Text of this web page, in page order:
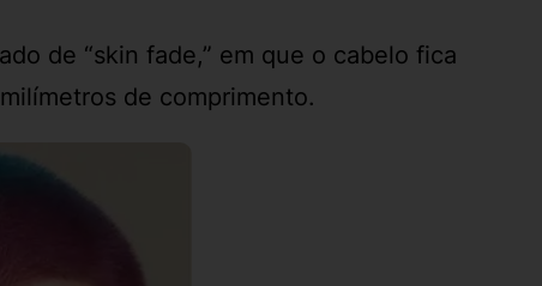
de “skin fade,” em que o cabelo fica
de comprimento.